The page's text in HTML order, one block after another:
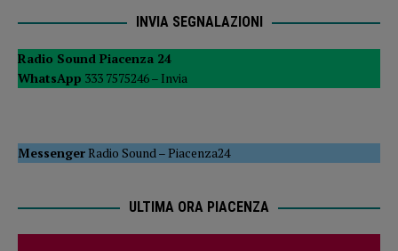
INVIA SEGNALAZIONI
Radio Sound Piacenza 24
WhatsApp 333 7575246 – Invia
MessengerRadio Sound –Piacenza24
ULTIMA ORA PIACENZA